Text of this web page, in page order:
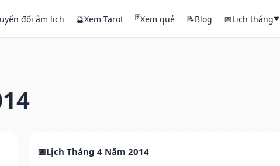
đổi âm lịch 🔮Xem Tarot 🃏Xem quẻ 📝Blog 📅Lịch tháng▼
Lịch Tháng 4 Năm 2014